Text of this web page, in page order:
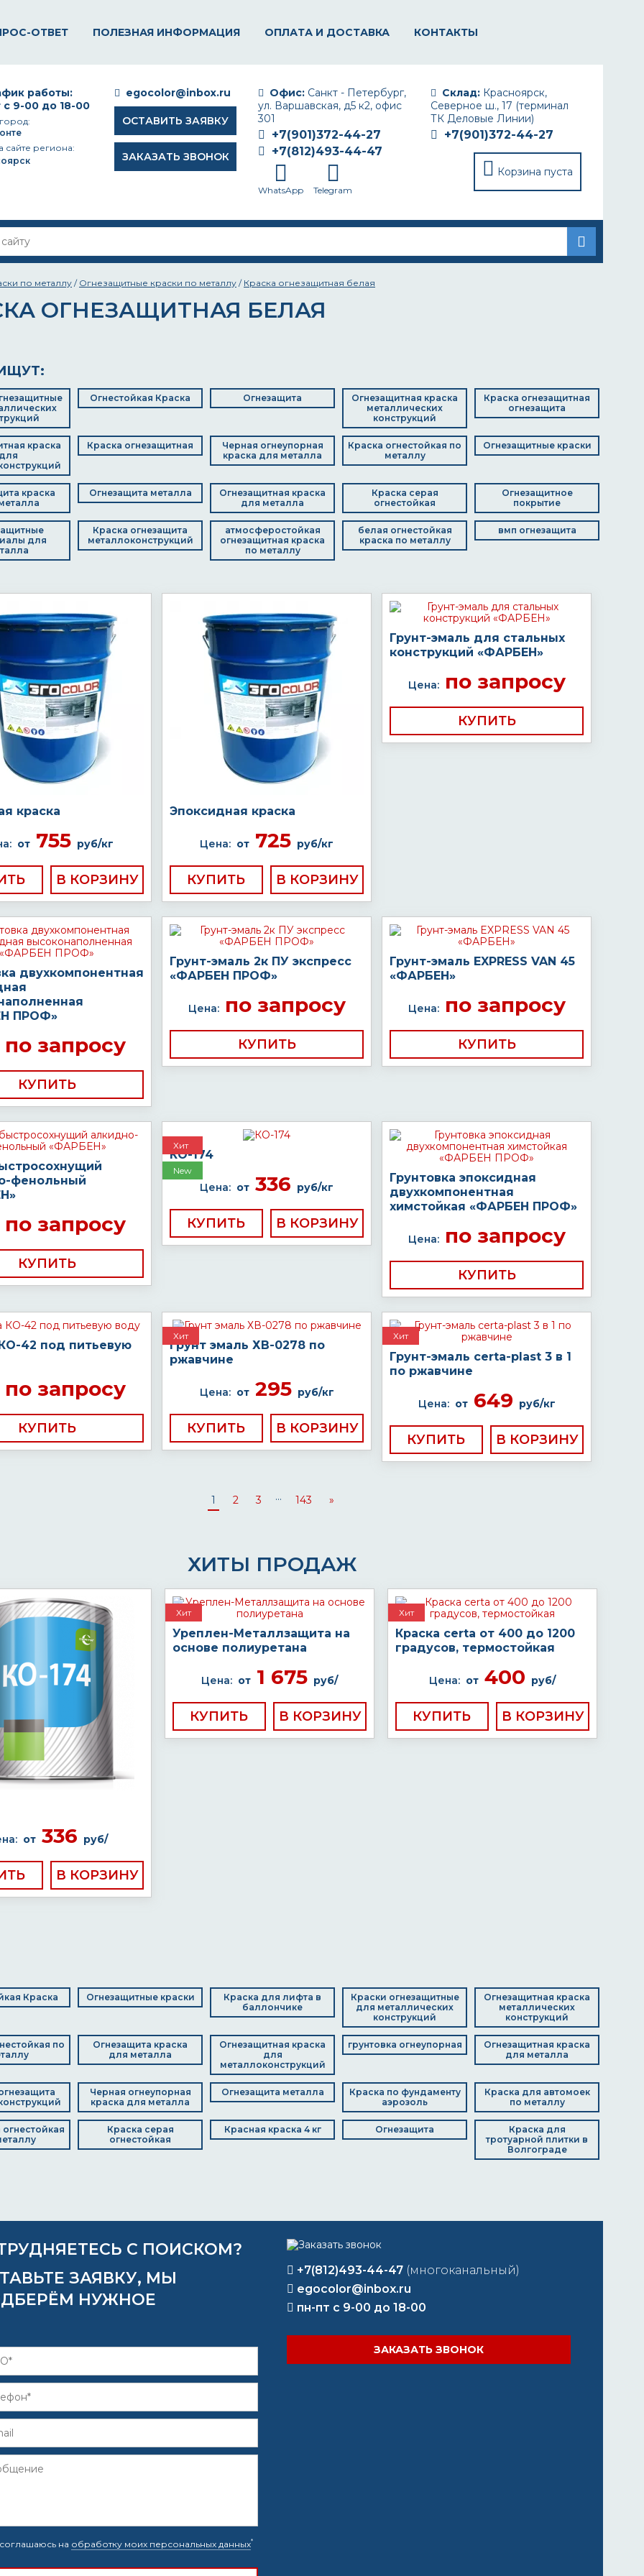
ОТВЕТ ПОЛЕЗНАЯ ИНФОРМАЦИЯ ОПЛАТА И ДОСТАВКА КОНТАКТЫ
Склад: Красноярск,
Северное ш., 17 (терминал
ТК Деловые Линии)
+7(901)372-44-27
Корзина пуста
Офис: Санкт - Петербург,
ул. Варшавская, д5 к2, офис
301
+7(901)372-44-27
+7(812)493-44-47
WhatsApp Telegram
egocolor@inbox.ru
ОСТАВИТЬ ЗАЯВКУ
ЗАКАЗАТЬ ЗВОНОК
работы:
с 9-00 до 18-00
сайте региона:
по металлу / Огнезащитные краски по металлу / Краска огнезащитная белая
ОГНЕЗАЩИТНАЯ БЕЛАЯ
Огнестойкая Краска Огнезащита
Огнезащитная краска
металлических
конструкций
Краска огнезащитная
огнезащита
краска
для
Краска огнезащитная
Черная огнеупорная
краска для металла
Краска огнестойкая по
металлу
Огнезащитные краски
краска
Огнезащита металла
Огнезащитная краска
для металла
Краска серая
огнестойкая
Огнезащитное
покрытие
для
Краска огнезащита
металлоконструкций
атмосферостойкая
огнезащитная краска
по металлу
белая огнестойкая
краска по металлу
вмп огнезащита
краска
от755 руб/кг
Эпоксидная краска
Цена: от 725 руб/кг
КУПИТЬ
Грунт-эмаль для стальных
конструкций «ФАРБЕН»
Цена:по запросу
КУПИТЬ
двухкомпонентная
ПРОФ»
запросу
КУПИТЬ
Грунт-эмаль 2к ПУ экспресс
«ФАРБЕН ПРОФ»
Цена:по запросу
КУПИТЬ
Грунт-эмаль EXPRESS VAN 45
«ФАРБЕН»
Цена:по запросу
КУПИТЬ
фенольный
запросу
КУПИТЬ
Хит
New
КО-174
Цена: от 336 руб/кг
КУПИТЬ
Грунтовка эпоксидная
двухкомпонентная
химстойкая «ФАРБЕН ПРОФ»
Цена:по запросу
КУПИТЬ
42 под питьевую
запросу
КУПИТЬ
Хит
Грунт эмаль ХВ-0278 по
ржавчине
Цена: от295 руб/кг
КУПИТЬ
Хит
Грунт-эмаль certa-plast 3 в 1
по ржавчине
Цена: от649 руб/кг
КУПИТЬ
1 2 3 ... 143 »
ХИТЫ ПРОДАЖ
от336 руб/
Хит
Уреплен-Металлзащита на
основе полиуретана
Цена: от 1 675 руб/
КУПИТЬ
Хит
Краска certa от 400 до 1200
градусов, термостойкая
Цена: от 400 руб/
КУПИТЬ
Краска Огнезащитные краски
Краска для лифта в
баллончике
Краски огнезащитные
для металлических
конструкций
Огнезащитная краска
металлических
конструкций
по
Огнезащита краска
для металла
Огнезащитная краска
для
металлоконструкций
грунтовка огнеупорная
Огнезащитная краска
для металла
Черная огнеупорная
краска для металла
Огнезащита металла
Краска по фундаменту
аэрозоль
Краска для автомоек
по металлу
огнестойкая
Краска серая
огнестойкая
Красная краска 4 кг Огнезащита
Краска для
тротуарной плитки в
Волгограде
С ПОИСКОМ?
ЗАЯВКУ, МЫ
НУЖНОЕ
на обработку моих персональных данных*
+7(812)493-44-47 (многоканальный)
egocolor@inbox.ru
пн-пт с 9-00 до 18-00
ЗАКАЗАТЬ ЗВОНОК